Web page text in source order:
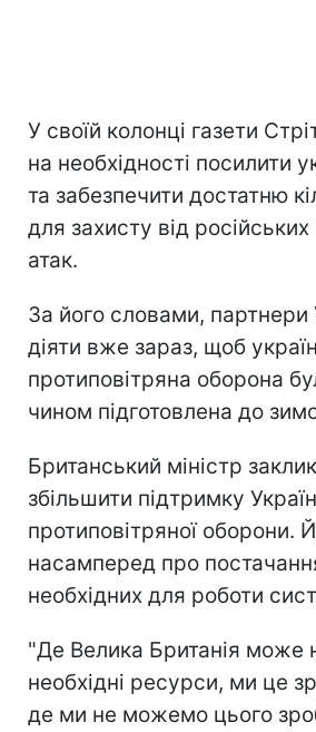
У своїй колонці газети
на необхідності посилити
та забезпечити достатню
для захисту від
атак.
За його словами, партнери
діяти вже зараз, щоб
протиповітряна оборона
чином підготовлена до
Британський міністр
збільшити підтримку
протиповітряної оборони.
насамперед про
необхідних для роботи
"Де Велика Британія може
необхідні ресурси, ми це
де ми не можемо цього